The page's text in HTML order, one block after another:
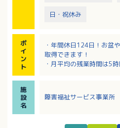
日・祝休み
ポ
イ
ン
ト
・年間休日124日！お盆
取得できます！
・月平均の残業時間は5
験のある方歓迎！
・児童指導員、保育士、
施
設
名
障害福祉サービス事業